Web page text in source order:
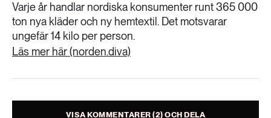
Varje år handlar nordiska konsumenter runt 365 000
ton nya kläder och ny hemtextil. Det motsvarar
ungefär 14 kilo per person.
Läs mer här (norden.diva)
VISA KOMMENTARER (2) OCH DELA